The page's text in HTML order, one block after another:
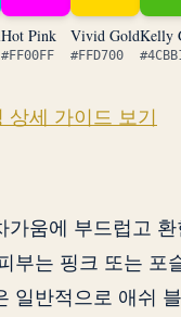
Hot Pink
#FF00FF
Vivid Gold
#FFD700
Kelly
상세 가이드 보기
가움에 부드럽고
부는 핑크 또는 포
일반적으로 애쉬